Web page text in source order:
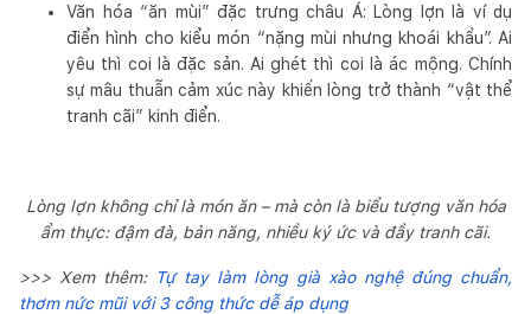
Văn hóa “ăn mùi” đặc trưng châu Á: Lòng lợn là ví dụ
điển hình cho kiểu món “nặng mùi nhưng khoái khẩu”. Ai
yêu thì coi là đặc sản. Ai ghét thì coi là ác mộng. Chính
sự mâu thuẫn cảm xúc này khiến lòng trở thành “vật thể
tranh cãi” kinh điển.
Lòng lợn không chỉ là món ăn – mà còn là biểu tượng văn hóa
ẩm thực: đậm đà, bản năng, nhiều ký ức và đầy tranh cãi.
>>> Xem thêm: Tự tay làm lòng già xào nghệ đúng chuẩn,
thơm nức mũi với 3 công thức dễ áp dụng